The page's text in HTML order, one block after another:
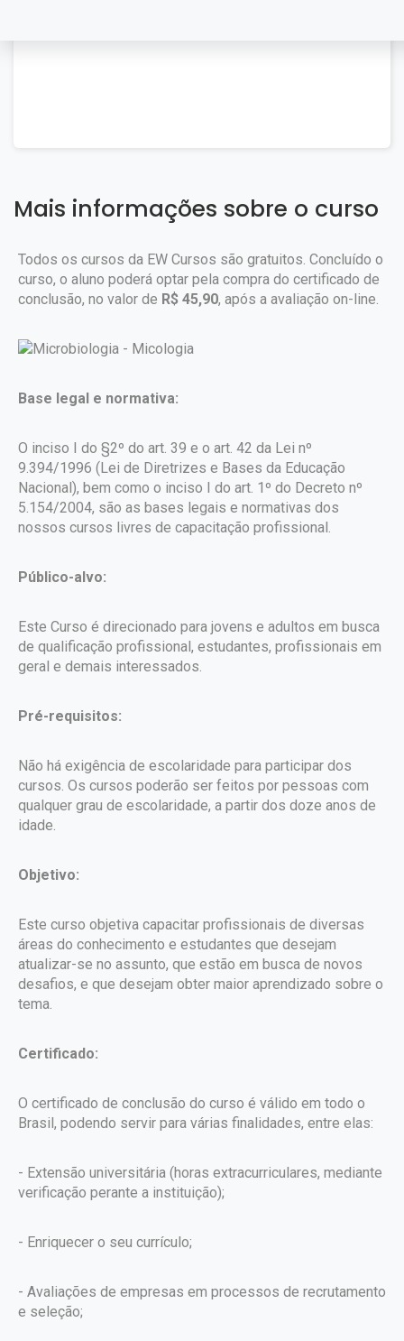
Mais informações sobre o curso
Todos os cursos da EW Cursos são gratuitos. Concluído o
curso, o aluno poderá optar pela compra do certificado de
conclusão, no valor de R$ 45,90, após a avaliação on-line.
Base legal e normativa:
O inciso I do §2º do art. 39 e o art. 42 da Lei nº
9.394/1996 (Lei de Diretrizes e Bases da Educação
Nacional), bem como o inciso I do art. 1º do Decreto nº
5.154/2004, são as bases legais e normativas dos
nossos cursos livres de capacitação profissional.
Público-alvo:
Este Curso é direcionado para jovens e adultos em busca
de qualificação profissional, estudantes, profissionais em
geral e demais interessados.
Pré-requisitos:
Não há exigência de escolaridade para participar dos
cursos. Os cursos poderão ser feitos por pessoas com
qualquer grau de escolaridade, a partir dos doze anos de
idade.
Objetivo:
Este curso objetiva capacitar profissionais de diversas
áreas do conhecimento e estudantes que desejam
atualizar-se no assunto, que estão em busca de novos
desafios, e que desejam obter maior aprendizado sobre o
tema.
Certificado:
O certificado de conclusão do curso é válido em todo o
Brasil, podendo servir para várias finalidades, entre elas:
- Extensão universitária (horas extracurriculares, mediante
verificação perante a instituição);
- Enriquecer o seu currículo;
- Avaliações de empresas em processos de recrutamento
e seleção;